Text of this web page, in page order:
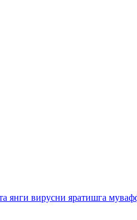
янги вирусни яратишга